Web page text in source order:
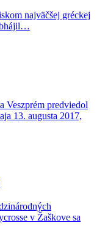
najväčšej gréckej
Veszprém predviedol
13. augusta 2017,
v Žaškove sa